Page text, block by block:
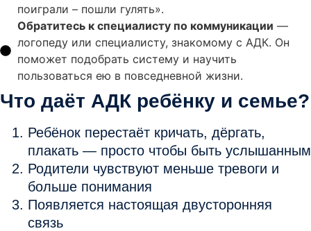
поиграли – пошли гулять».
Обратитесь к специалисту по коммуникации —
логопеду или специалисту, знакомому с АДК. Он
поможет подобрать систему и научить
пользоваться ею в повседневной жизни.
Что даёт АДК ребёнку и семье?
Ребёнок перестаёт кричать, дёргать,
плакать — просто чтобы быть услышанным
Родители чувствуют меньше тревоги и
больше понимания
Появляется настоящая двусторонняя
связь